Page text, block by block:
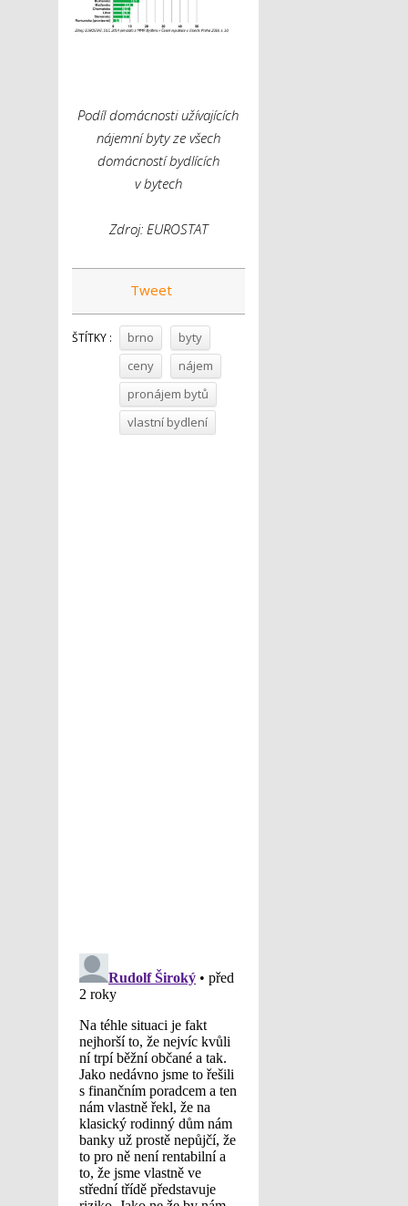
Podíl domácnosti užívajících
nájemní byty ze všech
domácností bydlících
v bytech
Zdroj: EUROSTAT
Tweet
ŠTÍTKY : brno
byty
ceny
nájem
pronájem bytů
vlastní bydlení